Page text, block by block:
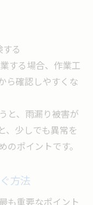
る
する場合、作業工
ら確認しやすくな
と、雨漏り被害が
、少しでも異常を
ポイントです。
方法
も重要なポイント